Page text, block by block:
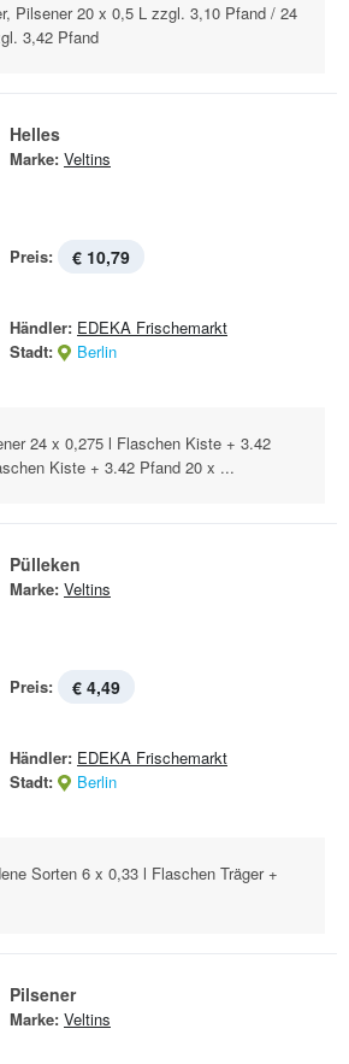
Pilsener 20 x 0,5 L zzgl. 3,10 Pfand / 24
3,42 Pfand
Helles
Marke: Veltins
Preis: € 10,79
Händler: EDEKA Frischemarkt
Stadt:
Berlin
24 x 0,275 l Flaschen Kiste + 3.42
Kiste + 3.42 Pfand 20 x ...
Pülleken
Marke: Veltins
Preis: € 4,49
Händler: EDEKA Frischemarkt
Stadt:
Berlin
Sorten 6 x 0,33 l Flaschen Träger +
Pilsener
Marke: Veltins